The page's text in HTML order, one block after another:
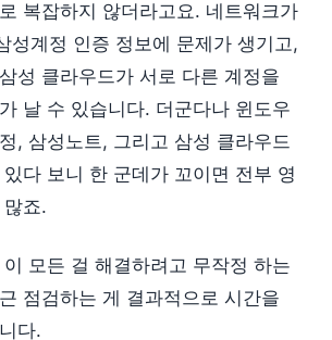
복잡하지 않더라고요. 네트워크가
성계정 인증 정보에 문제가 생기고,
성 클라우드가 서로 다른 계정을
날 수 있습니다. 더군다나 윈도우
, 삼성노트, 그리고 삼성 클라우드
다 보니 한 군데가 꼬이면 전부 영
죠.
모든 걸 해결하려고 무작정 하는
점검하는 게 결과적으로 시간을
다.